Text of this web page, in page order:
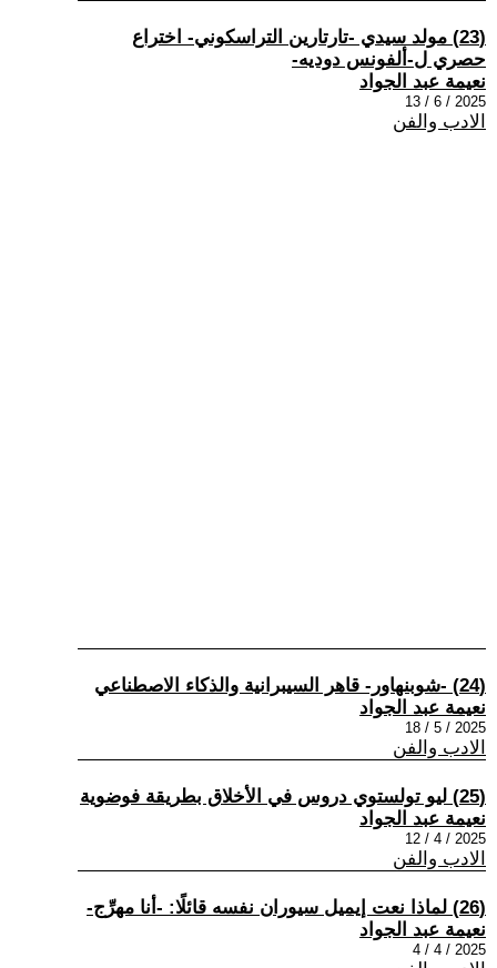
(23) مولد سيدي -تارتارين التراسكوني- اختراع
حصري ل-ألفونس دوديه-
نعيمة عبد الجواد
2025 / 6 / 13
الادب والفن
(24) -شوبنهاور- قاهر السيبرانية والذكاء الاصطناعي
نعيمة عبد الجواد
2025 / 5 / 18
الادب والفن
(25) ليو تولستوي دروس في الأخلاق بطريقة فوضوية
نعيمة عبد الجواد
2025 / 4 / 12
الادب والفن
(26) لماذا نعت إيميل سيوران نفسه قائلًا: -أنا مهرِّج-
نعيمة عبد الجواد
2025 / 4 / 4